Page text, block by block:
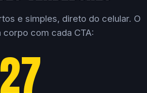
e simples, direto do celular. O
com cada CTA:
27